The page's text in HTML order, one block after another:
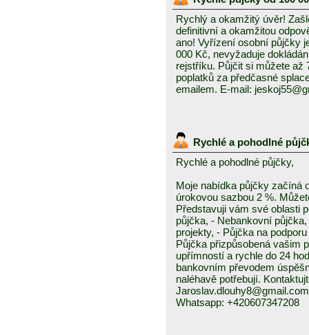
Rychlý a okamžitý úvěr!
definitivní a okamžitou
ano! Vyřízení osobní půjčky
000 Kč, nevyžaduje
rejstříku. Půjčit si můžete až
poplatků za předčasné
emailem. E-mail:
Rychlé a pohodlné
Rychlé a pohodlné půjčky,
Moje nabídka půjčky začíná
úrokovou sazbou 2 %.
Představuji vám své oblasti
půjčka, - Nebankovní
projekty, - Půjčka na
Půjčka přizpůsobená vašim
upřímností a rychle do 24
bankovním převodem
naléhavě potřebují.
Jaroslav.dlouhy8@gmail.com
Whatsapp: +420607347208